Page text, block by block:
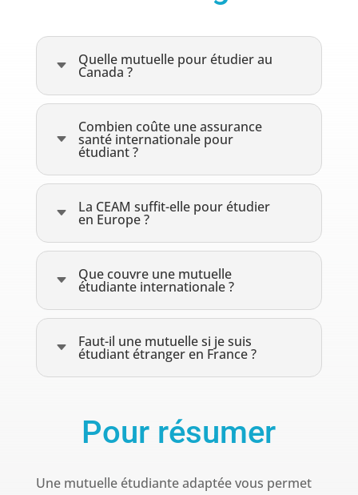
C Quelle mutuelle pour étudier au
Canada ?
C
Combien coûte une assurance
santé internationale pour
étudiant ?
C La CEAM suffit-elle pour étudier
en Europe ?
C Que couvre une mutuelle
étudiante internationale ?
C Faut-il une mutuelle si je suis
étudiant étranger en France ?
Pour résumer
Une mutuelle étudiante adaptée vous permet